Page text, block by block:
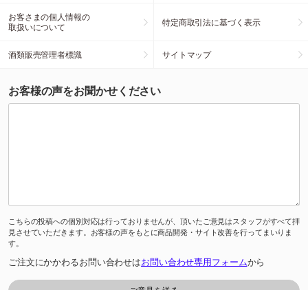
お客さまの個人情報の
取扱いについて
特定商取引法に基づく表示
酒類販売管理者標識 サイトマップ
お客様の声をお聞かせください
こちらの投稿への個別対応は行っておりませんが、頂いたご意見はスタッフがすべて拝
見させていただきます。お客様の声をもとに商品開発・サイト改善を行ってまいりま
す。
ご注文にかかわるお問い合わせはお問い合わせ専用フォームから